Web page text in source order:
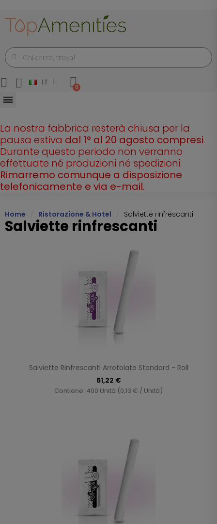
IT
La nostra fabbrica resterà chiusa per la
pausa estiva dal 1° al 20 agosto compresi.
Durante questo periodo non verranno
effettuate né produzioni né spedizioni.
Rimarremo comunque a disposizione
telefonicamente e via e-mail.
Home Ristorazione & Hotel Salviette rinfrescanti
Salviette rinfrescanti
Salviette Rinfrescanti Arrotolate Standard - Roll
51,22 €
Contiene: 400 Unità (0,13 € / Unità)